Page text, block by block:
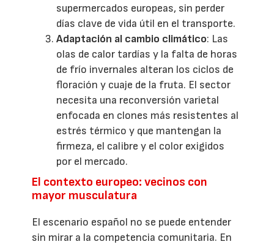
supermercados europeas, sin perder
días clave de vida útil en el transporte.
Adaptación al cambio climático: Las
olas de calor tardías y la falta de horas
de frío invernales alteran los ciclos de
floración y cuaje de la fruta. El sector
necesita una reconversión varietal
enfocada en clones más resistentes al
estrés térmico y que mantengan la
firmeza, el calibre y el color exigidos
por el mercado.
El contexto europeo: vecinos con
mayor musculatura
El escenario español no se puede entender
sin mirar a la competencia comunitaria. En